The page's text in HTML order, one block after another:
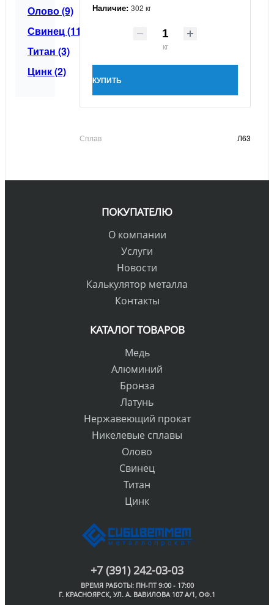
Олово (9)
Свинец (11)
Титан (3)
Цинк (2)
Наличие: 302 кг
кг
КУПИТЬ
Сплав Л63
ПОКУПАТЕЛЮ
О компании
Услуги
Новости
Калькулятор металла
Контакты
КАТАЛОГ ТОВАРОВ
Медь
Алюминий
Бронза
Латунь
Нержавеющий прокат
Никелевые сплавы
Олово
Свинец
Титан
Цинк
+7 (391) 242-03-03
ВРЕМЯ РАБОТЫ: ПН-ПТ 9:00 - 17:00
Г. КРАСНОЯРСК, УЛ. А. ВАВИЛОВА 107 А/1, ОФ.1